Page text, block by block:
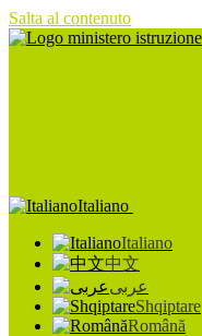
Salta al contenuto
Italiano
Italiano
中文
عربى
Shqiptare
Română